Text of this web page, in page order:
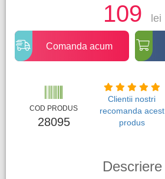
109 lei
Comanda acum
COD PRODUS
28095
Clientii nostri
recomanda acest
produs
Descriere